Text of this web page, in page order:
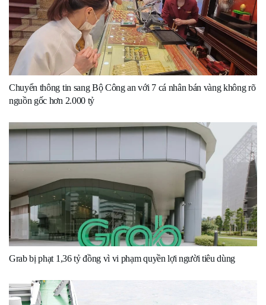
Chuyển thông tin sang Bộ Công an với 7 cá nhân bán vàng không rõ
nguồn gốc hơn 2.000 tỷ
Grab bị phạt 1,36 tỷ đồng vì vi phạm quyền lợi người tiêu dùng